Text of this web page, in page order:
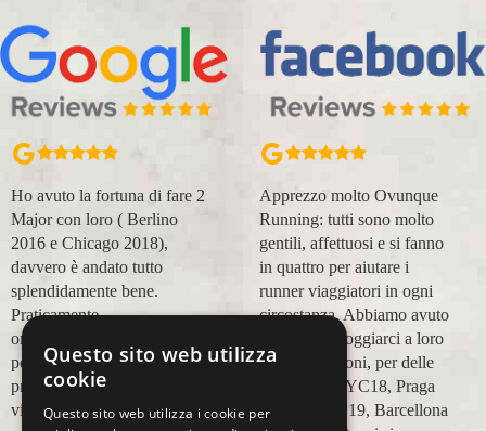
Ho avuto la fortuna di fare 2
Major con loro ( Berlino
2016 e Chicago 2018),
davvero è andato tutto
splendidamente bene.
Praticamente
organizzazione
perfetta,dalla
prenotazione,mesi prima,al
viaggio.
Apprezzo molto Ovunque
Running: tutti sono molto
gentili, affettuosi e si fanno
in quattro per aiutare i
runner viaggiatori in ogni
circostanza. Abbiamo avuto
modo di appoggiarci a loro
in più occasioni, per delle
maratone (NYC18, Praga
19, Valencia 19, Barcellona
Questo sito web utilizza
cookie
Questo sito web utilizza i cookie per